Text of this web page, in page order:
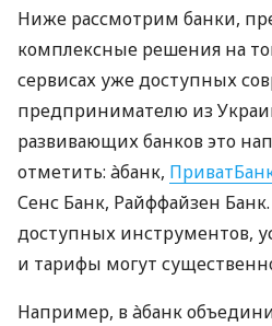
Ниже рассмотрим банки,
комплексные решения на
сервисах уже доступных
предпринимателю из
развивающих банков это
отметить: àбанк,
Сенс Банк, Райффайзен
доступных инструментов,
и тарифы могут
Например, в àбанк